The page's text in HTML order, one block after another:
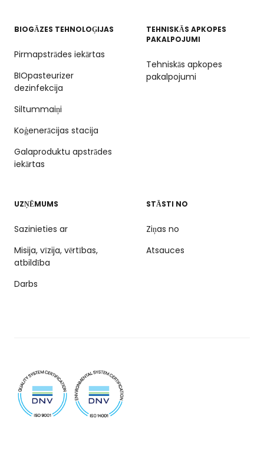
BIOGĀZES TEHNOLOĢIJAS
Pirmapstrādes iekārtas
BIOpasteurizer
dezinfekcija
Siltummaiņi
Koģenerācijas stacija
Galaproduktu apstrādes
iekārtas
TEHNISKĀS APKOPES
PAKALPOJUMI
Tehniskās apkopes
pakalpojumi
UZŅĒMUMS
Sazinieties ar
Misija, vīzija, vērtības,
atbildība
Darbs
STĀSTI NO
Ziņas no
Atsauces